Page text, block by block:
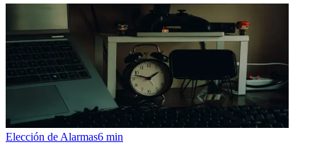
Elección de Alarmas6 min